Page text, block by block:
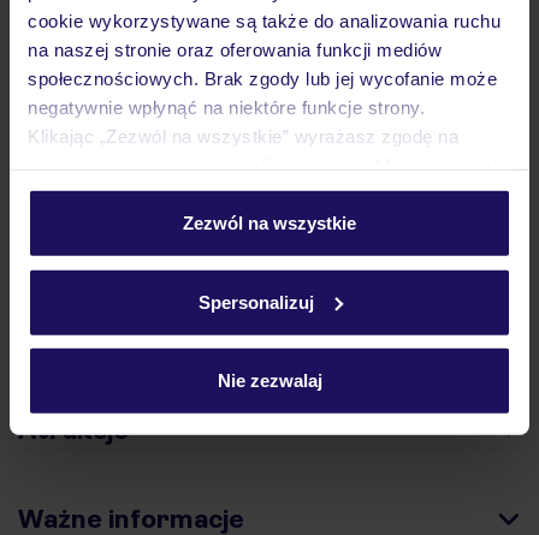
cookie wykorzystywane są także do analizowania ruchu
na naszej stronie oraz oferowania funkcji mediów
społecznościowych. Brak zgody lub jej wycofanie może
negatywnie wpłynąć na niektóre funkcje strony.
Klikając „Zezwól na wszystkie” wyrażasz zgodę na
personalizować swój wybór wchodząc w zakładkę
Szczegółowe informacje o plikach cookie znajdziesz
Zezwól na wszystkie
Spersonalizuj
Nie zezwalaj
Pokoje
Wyżywienie
Atrakcje
Ważne informacje